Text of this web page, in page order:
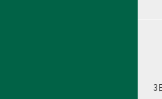
3